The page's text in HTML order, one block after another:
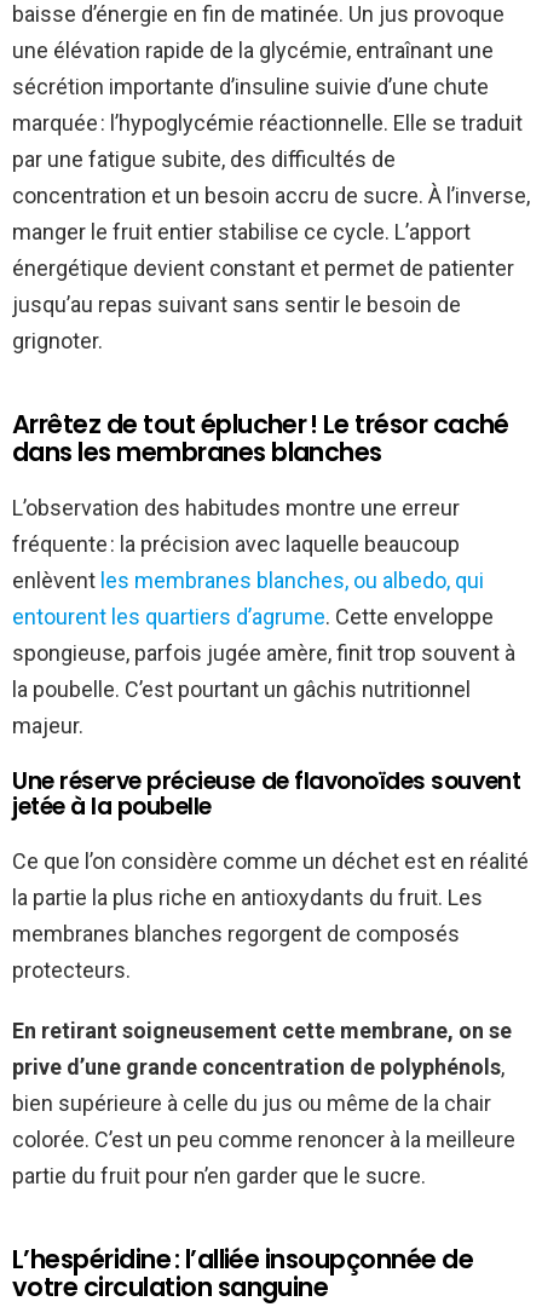
baisse d’énergie en fin de matinée. Un jus provoque
une élévation rapide de la glycémie, entraînant une
sécrétion importante d’insuline suivie d’une chute
marquée : l’hypoglycémie réactionnelle. Elle se traduit
par une fatigue subite, des difficultés de
concentration et un besoin accru de sucre. À l’inverse,
manger le fruit entier stabilise ce cycle. L’apport
énergétique devient constant et permet de patienter
jusqu’au repas suivant sans sentir le besoin de
grignoter.
Arrêtez de tout éplucher ! Le trésor caché
dans les membranes blanches
L’observation des habitudes montre une erreur
fréquente : la précision avec laquelle beaucoup
enlèvent les membranes blanches, ou albedo, qui
entourent les quartiers d’agrume. Cette enveloppe
spongieuse, parfois jugée amère, finit trop souvent à
la poubelle. C’est pourtant un gâchis nutritionnel
majeur.
Une réserve précieuse de flavonoïdes souvent
jetée à la poubelle
Ce que l’on considère comme un déchet est en réalité
la partie la plus riche en antioxydants du fruit. Les
membranes blanches regorgent de composés
protecteurs.
En retirant soigneusement cette membrane, on se
prive d’une grande concentration de polyphénols,
bien supérieure à celle du jus ou même de la chair
colorée. C’est un peu comme renoncer à la meilleure
partie du fruit pour n’en garder que le sucre.
L’hespéridine : l’alliée insoupçonnée de
votre circulation sanguine